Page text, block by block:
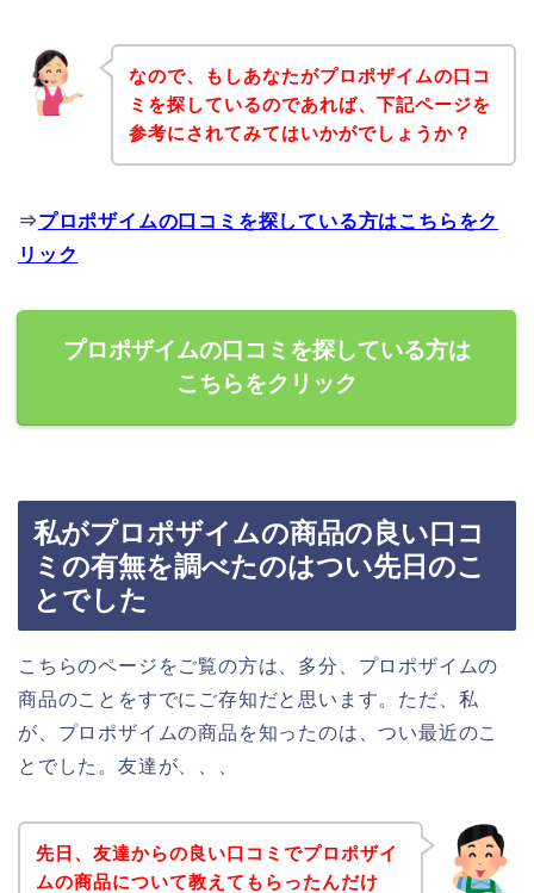
なので、もしあなたがプロポザイムの口コ
ミを探しているのであれば、下記ページを
参考にされてみてはいかがでしょうか？
⇒プロポザイムの口コミを探している方はこちらをク
リック
プロポザイムの口コミを探している方は
こちらをクリック
私がプロポザイムの商品の良い口コ
ミの有無を調べたのはつい先日のこ
とでした
こちらのページをご覧の方は、多分、プロポザイムの
商品のことをすでにご存知だと思います。ただ、私
が、プロポザイムの商品を知ったのは、つい最近のこ
とでした。友達が、、、
先日、友達からの良い口コミでプロポザイ
ムの商品について教えてもらったんだけ